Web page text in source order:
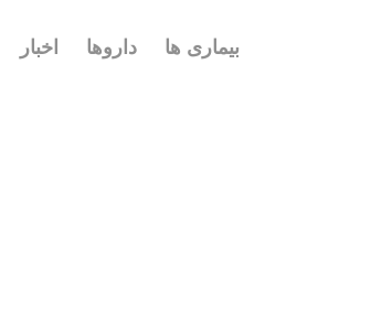
بیماری ها داروها اخبار